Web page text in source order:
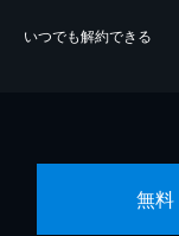
いつでも解約できる
無